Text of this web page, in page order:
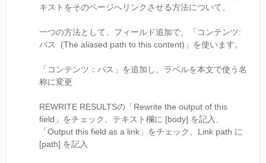
キストをそのページへリンクさせる方法について。
一つの方法として、フィールド追加で、「コンテンツ:
パス (The aliased path to this content)」を使います。
「コンテンツ：パス」を追加し、ラベルを本文で使う名
称に変更
REWRITE RESULTSの「Rewrite the output of this
field」をチェック、テキスト欄に [body] を記入、
「Output this field as a link」をチェック、Link path に
[path] を記入